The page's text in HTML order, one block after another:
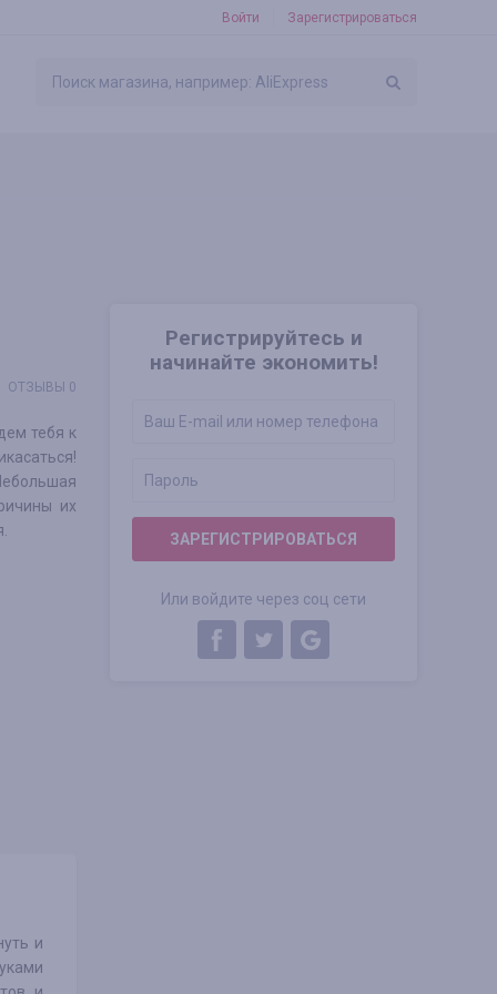
Войти Зарегистрироваться
Регистрируйтесь и
начинайте экономить!
ЗАРЕГИСТРИРОВАТЬСЯ
Или войдите через соц сети
ОТЗЫВЫ 0
тебя к
их
и